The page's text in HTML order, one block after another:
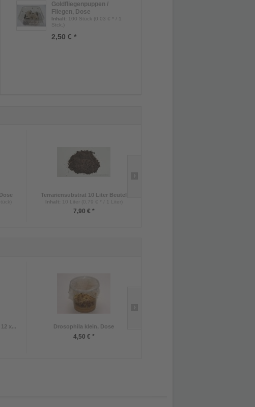
Goldfliegenpuppen /
Fliegen, Dose
Inhalt: 100 Stück (0,03 € * / 1
Stck.)
2,50 € *
Terrariensubstrat 10 Liter Beutel
Inhalt: 10 Liter (0,79 € * / 1 Liter)
7,90 € *
x... Drosophila klein, Dose
4,50 € *